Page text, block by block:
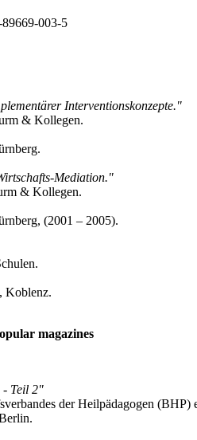
003-5
Interventionskonzepte."
& Kollegen.
Mediation."
& Kollegen.
(2001 – 2005).
Koblenz.
magazines
- Teil 2"
der Heilpädagogen